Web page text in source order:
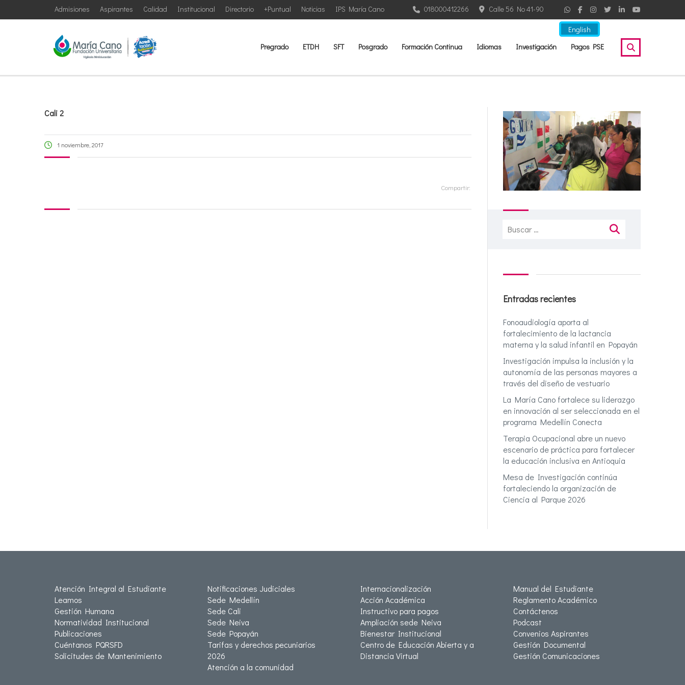
English
IPS María Cano
Noticias
+Puntual
Directorio
Institucional
Calidad
Aspirantes
Admisiones Calle 56 No 41-90
018000412266
Pregrado ETDH SFT Posgrado Formación Continua Idiomas Investigación Pagos PSE
Cali 2
1 noviembre, 2017
Compartir:
Buscar:
Entradas recientes
Fonoaudiología aporta al
fortalecimiento de la lactancia
materna y la salud infantil en Popayán
Investigación impulsa la inclusión y la
autonomía de las personas mayores a
través del diseño de vestuario
La María Cano fortalece su liderazgo
en innovación al ser seleccionada en el
programa Medellín Conecta
Terapia Ocupacional abre un nuevo
escenario de práctica para fortalecer
la educación inclusiva en Antioquia
Mesa de Investigación continúa
fortaleciendo la organización de
Ciencia al Parque 2026
Atención Integral al Estudiante
Leamos
Gestión Humana
Normatividad Institucional
Publicaciones
Cuéntanos PQRSFD
Solicitudes de Mantenimiento
Notificaciones Judiciales
Sede Medellín
Sede Cali
Sede Neiva
Sede Popayán
Tarifas y derechos pecuniarios
2026
Atención a la comunidad
Internacionalización
Acción Académica
Instructivo para pagos
Ampliación sede Neiva
Bienestar Institucional
Centro de Educación Abierta y a
Distancia Virtual
Manual del Estudiante
Reglamento Académico
Contáctenos
Podcast
Convenios Aspirantes
Gestión Documental
Gestión Comunicaciones